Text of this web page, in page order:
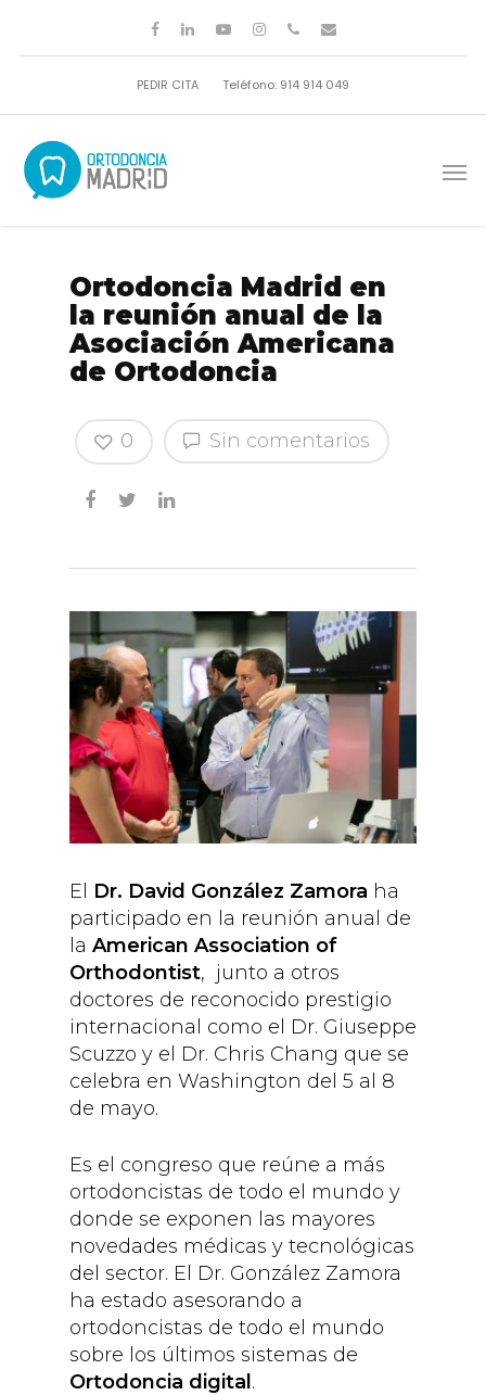
PEDIR CITA Teléfono: 914 914 049
Ortodoncia Madrid en
la reunión anual de la
Asociación Americana
de Ortodoncia
Sin comentarios
0
El Dr. David González Zamora ha
participado en la reunión anual de
la American Association of
Orthodontist, junto a otros
doctores de reconocido prestigio
internacional como el Dr. Giuseppe
Scuzzo y el Dr. Chris Chang que se
celebra en Washington del 5 al 8
de mayo.
Es el congreso que reúne a más
ortodoncistas de todo el mundo y
donde se exponen las mayores
novedades médicas y tecnológicas
del sector. El Dr. González Zamora
ha estado asesorando a
ortodoncistas de todo el mundo
sobre los últimos sistemas de
Ortodoncia digital.